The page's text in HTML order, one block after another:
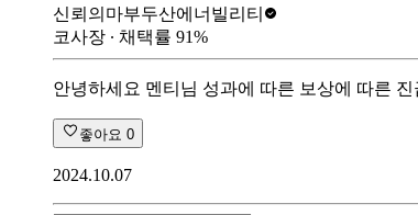
신뢰의마부두산에너빌리티
코사장 ∙ 채택률 91%
안녕하세요 멘티님 성과에 따른 보상에 따른
좋아요 0
2024.10.07